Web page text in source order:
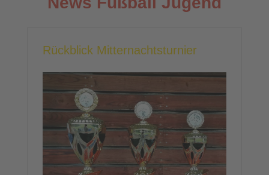
Rückblick Mitternachtsturnier